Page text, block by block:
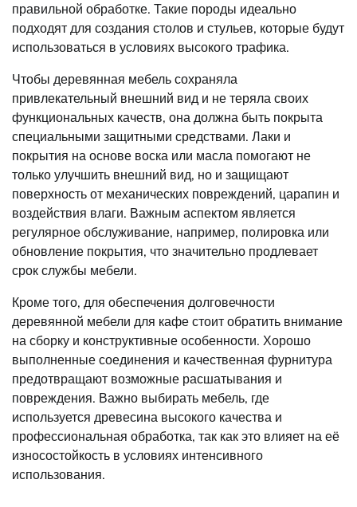
правильной обработке. Такие породы идеально
подходят для создания столов и стульев, которые будут
использоваться в условиях высокого трафика.
Чтобы деревянная мебель сохраняла
привлекательный внешний вид и не теряла своих
функциональных качеств, она должна быть покрыта
специальными защитными средствами. Лаки и
покрытия на основе воска или масла помогают не
только улучшить внешний вид, но и защищают
поверхность от механических повреждений, царапин и
воздействия влаги. Важным аспектом является
регулярное обслуживание, например, полировка или
обновление покрытия, что значительно продлевает
срок службы мебели.
Кроме того, для обеспечения долговечности
деревянной мебели для кафе стоит обратить внимание
на сборку и конструктивные особенности. Хорошо
выполненные соединения и качественная фурнитура
предотвращают возможные расшатывания и
повреждения. Важно выбирать мебель, где
используется древесина высокого качества и
профессиональная обработка, так как это влияет на её
износостойкость в условиях интенсивного
использования.